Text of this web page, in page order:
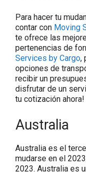
Para hacer tu
contar con Moving
te ofrece las
pertenencias de
Services by Cargo,
opciones de
recibir un
disfrutar de un
tu cotización ahora!
Australia
Australia es el
mudarse en el
2023. Australia es